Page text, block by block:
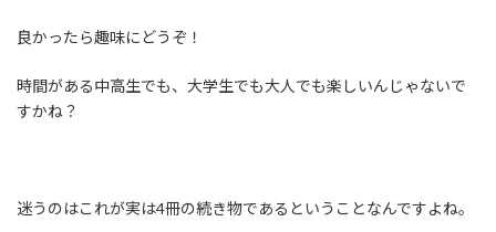
良かったら趣味にどうぞ！
時間がある中高生でも、大学生でも大人でも楽しいんじゃないで
すかね？
迷うのはこれが実は4冊の続き物であるということなんですよね。